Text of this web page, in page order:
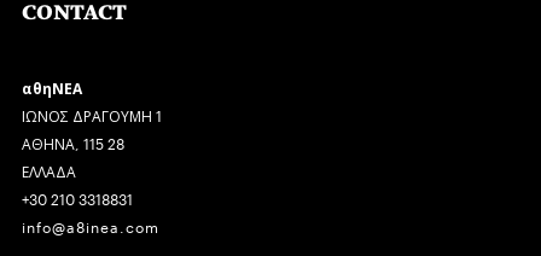
CONTACT
αθηΝΕΑ
ΙΩΝΟΣ ΔΡΑΓΟΥΜΗ 1
ΑΘΗΝΑ, 115 28
ΕΛΛΑΔΑ
+30 210 3318831
info@a8inea.com